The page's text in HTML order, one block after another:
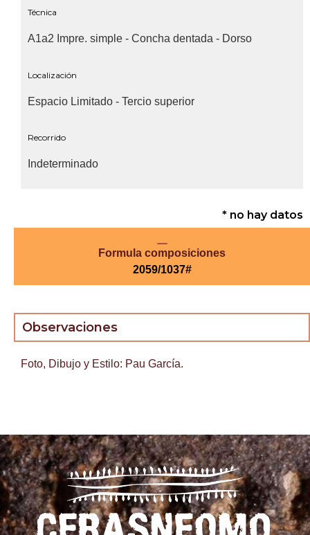
Técnica
A1a2 Impre. simple - Concha dentada - Dorso
Localización
Espacio Limitado - Tercio superior
Recorrido
Indeterminado
* no hay datos
Formula composiciones
2059/1037#
Observaciones
Foto, Dibujo y Estilo: Pau García.